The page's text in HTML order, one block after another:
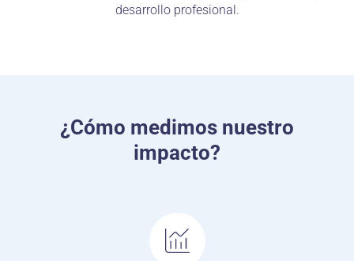
desarrollo profesional.
¿Cómo medimos nuestro
impacto?